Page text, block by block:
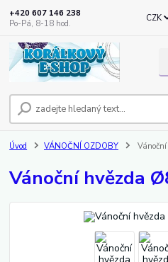
CZK
+420 607 146 238
Po-Pá, 8-18 hod.
Úvod VÁNOČNÍ OZDOBY
Vánoční hvězda